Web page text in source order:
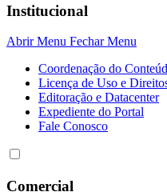
Institucional
Abrir Menu Fechar Menu
Coordenação do
Licença de Uso e
Editoração e Datacenter
Expediente do Portal
Fale Conosco
Comercial